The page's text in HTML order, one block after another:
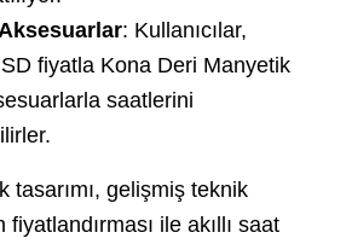
: Kullanıcılar,
fiyatla Kona Deri Manyetik
saatlerini
tasarımı, gelişmiş teknik
ile akıllı saat